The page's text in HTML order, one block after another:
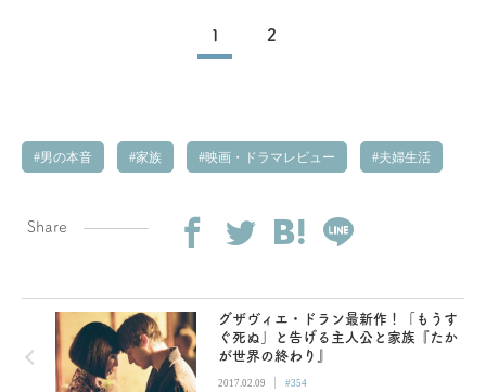
1 2
男の本音 家族 映画・ドラマレビュー 夫婦生活
Share
グザヴィエ・ドラン最新作！「もうす
ぐ死ぬ」と告げる主人公と家族『たか
が世界の終わり』
2017.02.09 | #354